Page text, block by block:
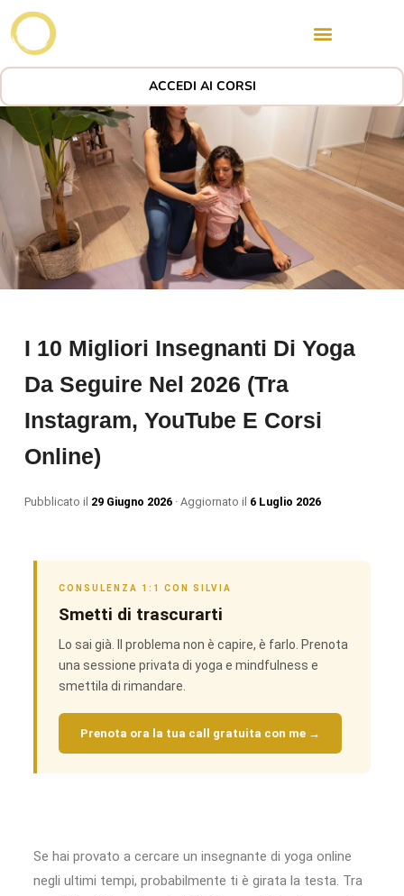
ACCEDI AI CORSI
I 10 Migliori Insegnanti Di Yoga
Da Seguire Nel 2026 (tra
Instagram, YouTube E Corsi
Online)
Pubblicato il 29 Giugno 2026· Aggiornato il 6 Luglio 2026
CONSULENZA 1:1 CON SILVIA
Smetti di trascurarti
Lo sai già. Il problema non è capire, è farlo. Prenota
una sessione privata di yoga e mindfulness e
smettila di rimandare.
Prenota ora la tua call gratuita con me →
Se hai provato a cercare un insegnante di yoga online
negli ultimi tempi, probabilmente ti è girata la testa. Tra